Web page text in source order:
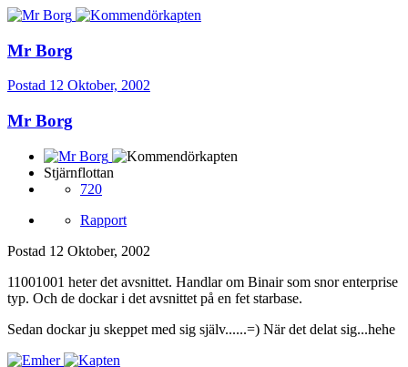
Mr Borg
Postad 12 Oktober, 2002
Mr Borg
Stjärnflottan
720
Rapport
Postad 12 Oktober, 2002
11001001 heter det avsnittet. Handlar om Binair som snor enterprise
typ. Och de dockar i det avsnittet på en fet starbase.
Sedan dockar ju skeppet med sig själv......=) När det delat sig...hehe